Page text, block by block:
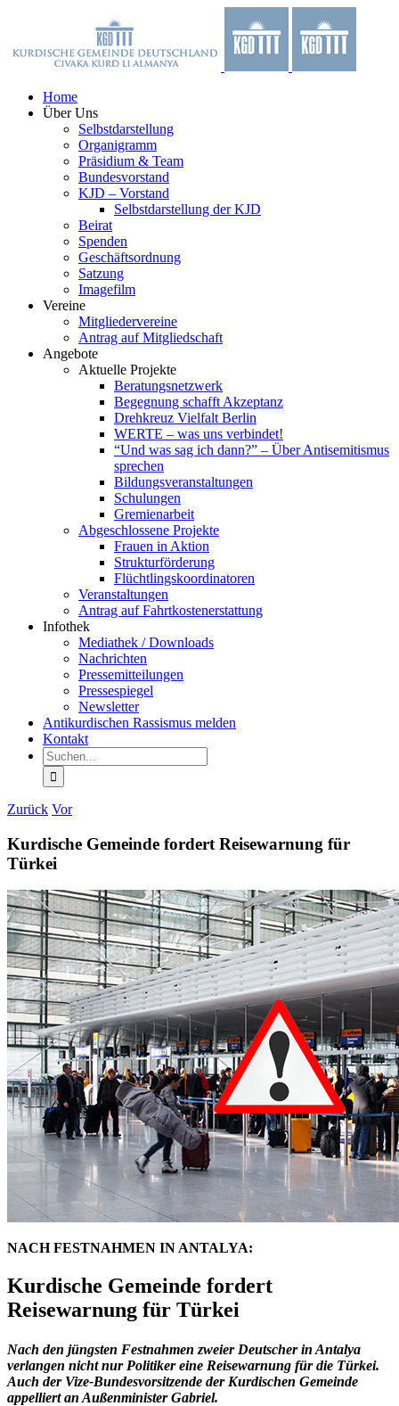
springen
Home
Über Uns
Selbstdarstellung
Organigramm
Präsidium & Team
Bundesvorstand
KJD – Vorstand
Selbstdarstellung der KJD
Beirat
Spenden
Geschäftsordnung
Satzung
Imagefilm
Vereine
Mitgliedervereine
Antrag auf Mitgliedschaft
Angebote
Aktuelle Projekte
Beratungsnetzwerk
Begegnung schafft Akzeptanz
Drehkreuz Vielfalt Berlin
WERTE – was uns verbindet!
“Und was sag ich dann?” – Über Antisemitismus
sprechen
Bildungsveranstaltungen
Schulungen
Gremienarbeit
Abgeschlossene Projekte
Frauen in Aktion
Strukturförderung
Flüchtlingskoordinatoren
Veranstaltungen
Antrag auf Fahrtkostenerstattung
Infothek
Mediathek / Downloads
Nachrichten
Pressemitteilungen
Pressespiegel
Newsletter
Antikurdischen Rassismus melden
Kontakt
Suche
nach:
Zurück Vor
Kurdische Gemeinde fordert Reisewarnung für
Türkei
NACH FESTNAHMEN IN ANTALYA:
Kurdische Gemeinde fordert
Reisewarnung für Türkei
Nach den jüngsten Festnahmen zweier Deutscher in Antalya
verlangen nicht nur Politiker eine Reisewarnung für die Türkei.
Auch der Vize-Bundesvorsitzende der Kurdischen Gemeinde
appelliert an Außenminister Gabriel.